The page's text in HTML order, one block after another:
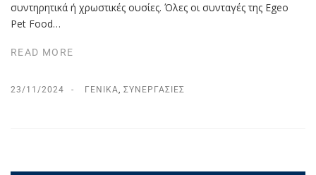
συντηρητικά ή χρωστικές ουσίες. Όλες οι συνταγές της Egeo
Pet Food…
READ MORE
23/11/2024 ΓΕΝΙΚΆ, ΣΥΝΕΡΓΑΣΊΕΣ